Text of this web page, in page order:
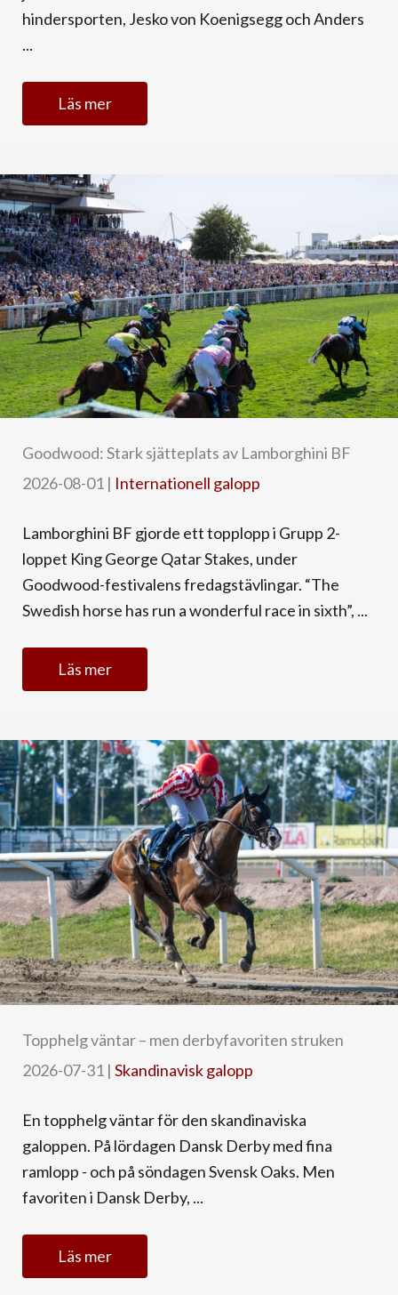
hindersporten, Jesko von Koenigsegg och Anders
...
Läs mer
Goodwood: Stark sjätteplats av Lamborghini BF
2026-08-01 | Internationell galopp
Lamborghini BF gjorde ett topplopp i Grupp 2-
loppet King George Qatar Stakes, under
Goodwood-festivalens fredagstävlingar. “The
Swedish horse has run a wonderful race in sixth”, ...
Läs mer
Topphelg väntar – men derbyfavoriten struken
2026-07-31 | Skandinavisk galopp
En topphelg väntar för den skandinaviska
galoppen. På lördagen Dansk Derby med fina
ramlopp - och på söndagen Svensk Oaks. Men
favoriten i Dansk Derby, ...
Läs mer